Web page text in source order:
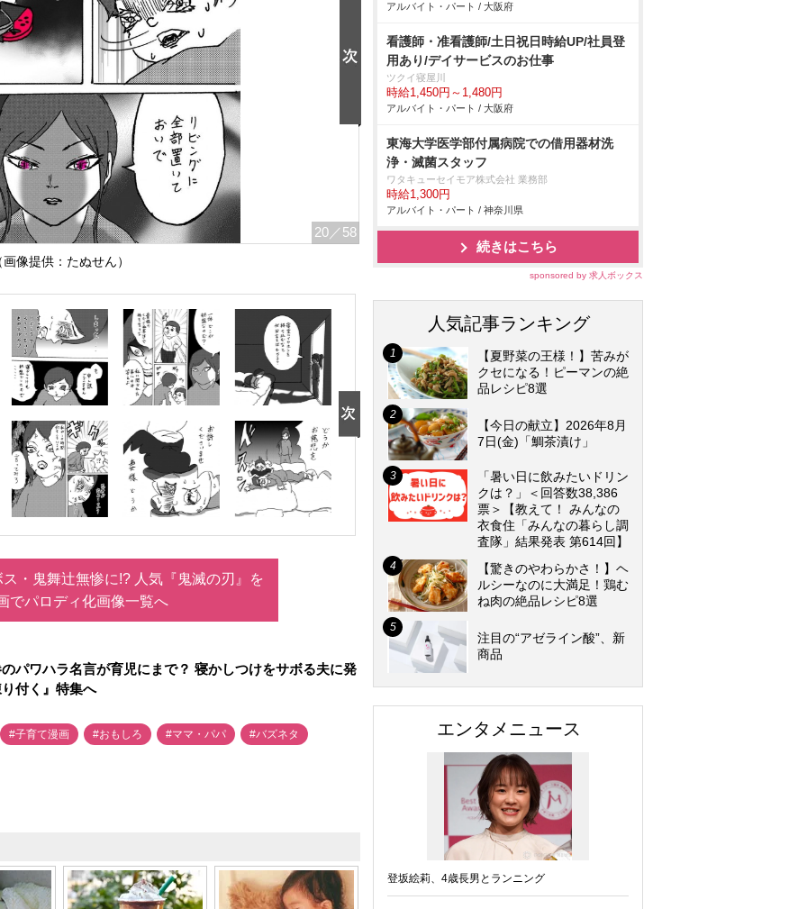
20 ／58
画像提供：たぬせん）
・鬼舞辻無惨に!? 人気『鬼滅の刃』を
でパロディ化画像一覧へ
パワハラ名言が育児にまで？ 寝かしつけをサボる夫に発
付く』特集へ
#子育て漫画 #おもしろ #ママ・パパ #バズネタ
アルバイト・パート / 大阪府
看護師・准看護師/土日祝日時給UP/社員登
用あり/デイサービスのお仕事
ツクイ寝屋川
時給1,450円～1,480円
アルバイト・パート / 大阪府
東海大学医学部付属病院での借用器材洗
浄・滅菌スタッフ
ワタキューセイモア株式会社 業務部
時給1,300円
アルバイト・パート / 神奈川県
続きはこちら
sponsored by 求人ボックス
人気記事ランキング
【夏野菜の王様！】苦みが
クセになる！ピーマンの絶
品レシピ8選
【今日の献立】2026年8月
7日(金)「鯛茶漬け」
「暑い日に飲みたいドリン
クは？」＜回答数38,386
票＞【教えて！ みんなの
衣食住「みんなの暮らし調
査隊」結果発表 第614回】
【驚きのやわらかさ！】ヘ
ルシーなのに大満足！鶏む
ね肉の絶品レシピ8選
注目の“アゼライン酸”、新
商品
エンタメニュース
登坂絵莉、4歳長男とランニング